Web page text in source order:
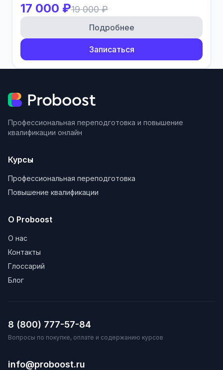
17 000 ₽19 000 ₽
Подробнее
Записаться
Профессиональная переподготовка и повышение
квалификации онлайн
Курсы
Профессиональная переподготовка
Повышение квалификации
О Proboost
О нас
Контакты
Глоссарий
Блог
8 (800) 777-57-84
Вопросы по покупке, оплате и содержанию курсов
info@proboost.ru